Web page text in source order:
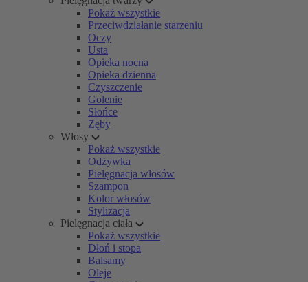
Pokaż wszystkie
Przeciwdziałanie starzeniu
Oczy
Usta
Opieka nocna
Opieka dzienna
Czyszczenie
Golenie
Słońce
Zęby
Włosy
Pokaż wszystkie
Odżywka
Pielęgnacja włosów
Szampon
Kolor włosów
Stylizacja
Pielęgnacja ciała
Pokaż wszystkie
Dłoń i stopa
Balsamy
Oleje